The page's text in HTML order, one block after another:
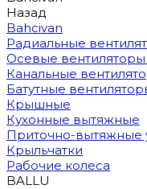
Назад
Bahcivan
Радиальные
Осевые вентиляторы
Канальные
Батутные
Крышные
Кухонные вытяжные
Приточно-вытяжные
Крыльчатки
Рабочие колеса
BALLU